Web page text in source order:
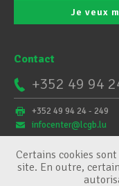
Je veux
Contact
+352 49 94
+352 49 94 24 - 249
infocenter@lcgb.lu
Certains cookies
site. En outre,